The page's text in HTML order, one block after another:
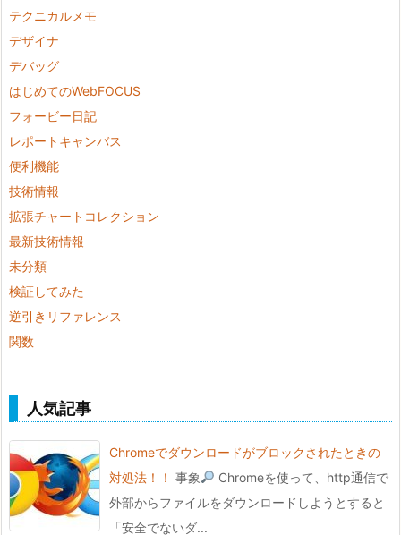
テクニカルメモ
デザイナ
デバッグ
はじめてのWebFOCUS
フォービー日記
レポートキャンバス
便利機能
技術情報
拡張チャートコレクション
最新技術情報
未分類
検証してみた
逆引きリファレンス
関数
人気記事
Chromeでダウンロードがブロックされたときの
対処法！！ 事象
Chromeを使って、http通信で
外部からファイルをダウンロードしようとすると
「安全でないダ...